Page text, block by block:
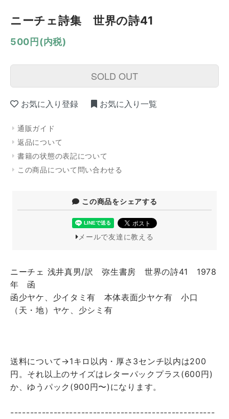
ニーチェ詩集 世界の詩41
500円(内税)
SOLD OUT
お気に入り登録 お気に入り一覧
通販ガイド
返品について
書籍の状態の表記について
この商品について問い合わせる
この商品をシェアする
メールで友達に教える
ニーチェ 浅井真男/訳 弥生書房 世界の詩41 1978
年 函
函少ヤケ、少イタミ有 本体表面少ヤケ有 小口
（天・地）ヤケ、少シミ有
送料について→1キロ以内・厚さ3センチ以内は200
円。それ以上のサイズはレターパックプラス(600円)
か、ゆうパック(900円〜)になります。
----------------------------------------------------